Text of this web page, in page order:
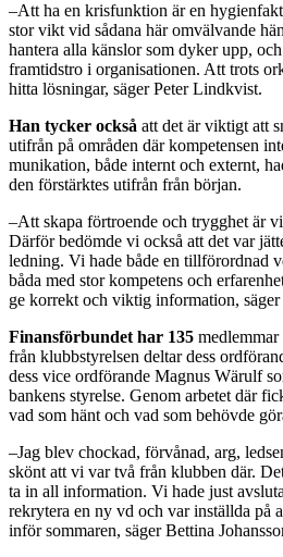
–Att ha en krisfunktion är en
stor vikt vid sådana här omvälvande
hantera alla känslor som dyker upp,
framtidstro i organisatio­nen. Att trots
hitta lösningar, säger Peter Lindkvist.
Han tycker också att det är vik­tigt att
utifrån på områden där kompe­tensen
munikation, både internt och externt,
den förstärktes utifrån från början.
–Att skapa förtroende och trygghet är
Därför bedömde vi ock­så att det var
ledning. Vi hade både en tillförordnad
båda med stor kompe­tens och
ge korrekt och vik­tig information,
Finansförbundet har 135
från klubb­styrelsen deltar dess
dess vice ordförande Magnus Wärulf
ban­kens styrelse. Genom arbetet där
vad som hänt och vad som behövde
–Jag blev chockad, förvånad, arg,
skönt att vi var två från klubben där.
ta in all information. Vi hade just
rekrytera en ny vd och var inställ­da på
inför sommaren, säger Bettina